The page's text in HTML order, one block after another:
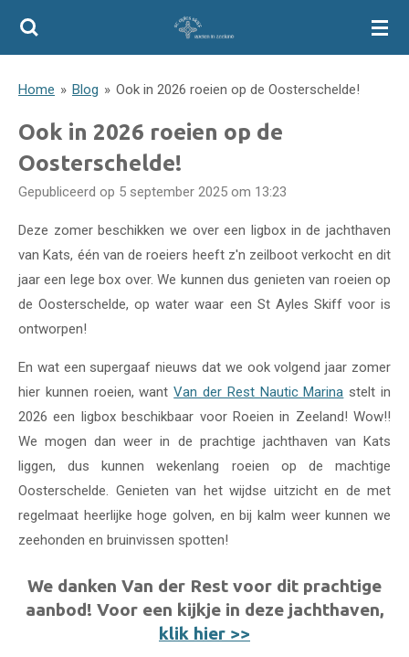
Ga
de
hoofdinhoud
Home » Blog » Ook in 2026 roeien op de Oosterschelde!
Ook in 2026 roeien op de
Oosterschelde!
Gepubliceerd op 5 september 2025 om 13:23
Deze zomer beschikken we over een ligbox in de jachthaven
van Kats, één van de roeiers heeft z'n zeilboot verkocht en dit
jaar een lege box over. We kunnen dus genieten van roeien op
de Oosterschelde,op water waar een St Ayles Skiff voor is
ontworpen!
En wat een supergaaf nieuws dat we ook volgend jaar zomer
hier kunnen roeien, wantVan der Rest Nautic Marina stelt in
2026 een ligbox beschikbaar voor Roeien in Zeeland! Wow!!
We mogen dan weer in de prachtige jachthaven van Kats
liggen, dus kunnen wekenlang roeien op de machtige
Oosterschelde. Genieten van het wijdse uitzicht en de met
regelmaat heerlijke hoge golven, en bij kalm weer kunnen we
zeehonden en bruinvissen spotten!
We danken Van der Rest voor dit prachtige
aanbod! Voor een kijkje in deze jachthaven,
klik hier >>